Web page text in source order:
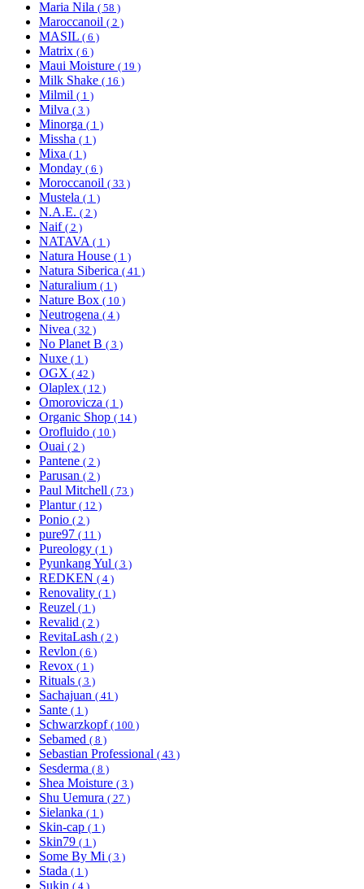
Maria Nila ( 58 )
Maroccanoil ( 2 )
MASIL ( 6 )
Matrix ( 6 )
Maui Moisture ( 19 )
Milk Shake ( 16 )
Milmil ( 1 )
Milva ( 3 )
Minorga ( 1 )
Missha ( 1 )
Mixa ( 1 )
Monday ( 6 )
Moroccanoil ( 33 )
Mustela ( 1 )
N.A.E. ( 2 )
Naif ( 2 )
NATAVA ( 1 )
Natura House ( 1 )
Natura Siberica ( 41 )
Naturalium ( 1 )
Nature Box ( 10 )
Neutrogena ( 4 )
Nivea ( 32 )
No Planet B ( 3 )
Nuxe ( 1 )
OGX ( 42 )
Olaplex ( 12 )
Omorovicza ( 1 )
Organic Shop ( 14 )
Orofluido ( 10 )
Ouai ( 2 )
Pantene ( 2 )
Parusan ( 2 )
Paul Mitchell ( 73 )
Plantur ( 12 )
Ponio ( 2 )
pure97 ( 11 )
Pureology ( 1 )
Pyunkang Yul ( 3 )
REDKEN ( 4 )
Renovality ( 1 )
Reuzel ( 1 )
Revalid ( 2 )
RevitaLash ( 2 )
Revlon ( 6 )
Revox ( 1 )
Rituals ( 3 )
Sachajuan ( 41 )
Sante ( 1 )
Schwarzkopf ( 100 )
Sebamed ( 8 )
Sebastian Professional ( 43 )
Sesderma ( 8 )
Shea Moisture ( 3 )
Shu Uemura ( 27 )
Sielanka ( 1 )
Skin-cap ( 1 )
Skin79 ( 1 )
Some By Mi ( 3 )
Stada ( 1 )
Sukin ( 4 )